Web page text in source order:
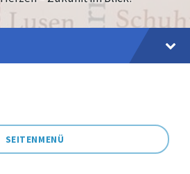
SEITENMENÜ